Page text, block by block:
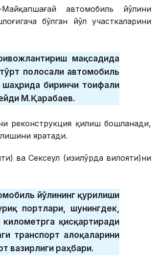
автомобиль йўлини
бўлган йўл участкаларини
мақсадида
полосали автомобиль
шаҳрида биринчи тоифали
М.Қарабаев.
реконструкция қилиш бошланади,
яратади.
ва Сексеул (Қизилўрда вилояти)ни
йўлининг қурилиши
портлари, шунингдек,
қисқартиради
транспорт алоқаларини
вазирлиги раҳбари.